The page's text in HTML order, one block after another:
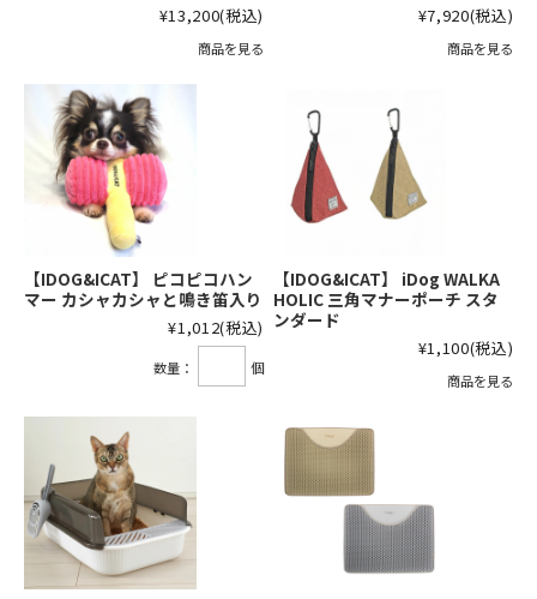
¥13,200(税込)
商品を見る
¥7,920(税込)
商品を見る
【IDOG&ICAT】 ピコピコハン
マー カシャカシャと鳴き笛入り
¥1,012(税込)
数量： 個
【IDOG&ICAT】 iDog WALKA
HOLIC 三角マナーポーチ スタ
ンダード
¥1,100(税込)
商品を見る